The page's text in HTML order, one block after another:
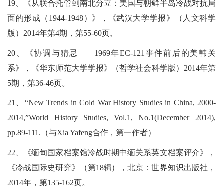
19、《从联合托管到南北分立：美国与朝鲜半岛冷战对抗局
面的形成（1944-1948）》，《武汉大学学报》（人文科学
版）2014年第4期，第55-60页。
20、《协调与猜忌——1969年EC-121事件前后的美韩关
系》，《华东师范大学学报》（哲学社会科学版）2014年第
5期，第36-46页。
21、“New Trends in Cold War History Studies in China, 2000-
2014,”World History Studies, Vol.1, No.1(December 2014),
pp.89-111.（与Xia Yafeng合作，第一作者）
22、《缅甸国家档案馆冷战时期中缅关系英文档案评介》，
《冷战国际史研究》（第18辑），北京：世界知识出版社，
2014年，第135-162页。